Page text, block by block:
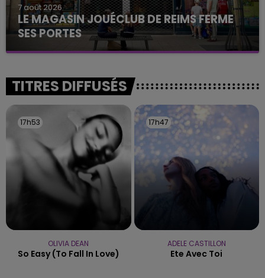
7 août 2026
LE MAGASIN JOUÉCLUB DE REIMS FERME
SES PORTES
C'était l'une des institutions du centre-ville
fermer ses portes.
TITRES DIFFUSÉS
17h53
17h53
OLIVIA DEAN
So Easy (to Fall In Love)
17h47
17h47
ADELE CASTILLON
Ete Avec Toi